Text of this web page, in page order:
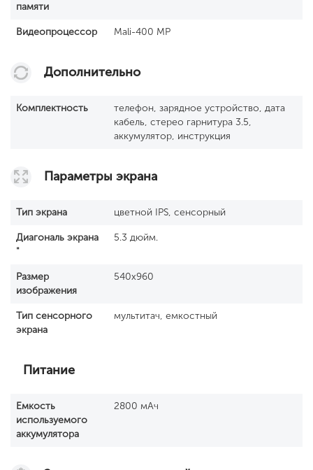
памяти
Видеопроцессор Mali-400 MP
Дополнительно
Комплектность
телефон, зарядное устройство, дата
кабель, стерео гарнитура 3.5,
аккумулятор, инструкция
Параметры экрана
Тип экрана цветной IPS, сенсорный
Диагональ экрана
"
5.3 дюйм.
Размер
изображения
540x960
Тип сенсорного
экрана
мультитач, емкостный
Питание
Емкость
используемого
аккумулятора
2800 мАч